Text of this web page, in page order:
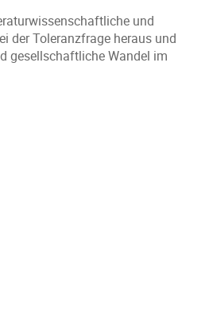
und
der Toleranzfrage heraus und
gesellschaftliche Wandel im